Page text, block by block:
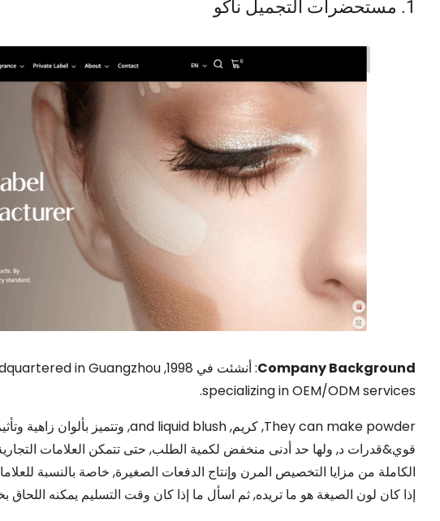
1. مستحضرات التجميل ناكو
Company Background: أنشئت في 1998, in Guangzhou
specializing in OEM/ODM services
.
They can make powder, كريم,and liquid blush
قوي&قدرات د, ولها حد أدنى منخفض لكمية الطلب, حتى تتمكن العلامات
الكاملة من مزايا التخصيص المرن وإنتاج الدفعات الصغيرة, خاصة بالنسبة
إذا كان لون الصيغة هو ما تريده, ثم اسأل ما إذا كان وقت التسليم يمكنه اللحاق